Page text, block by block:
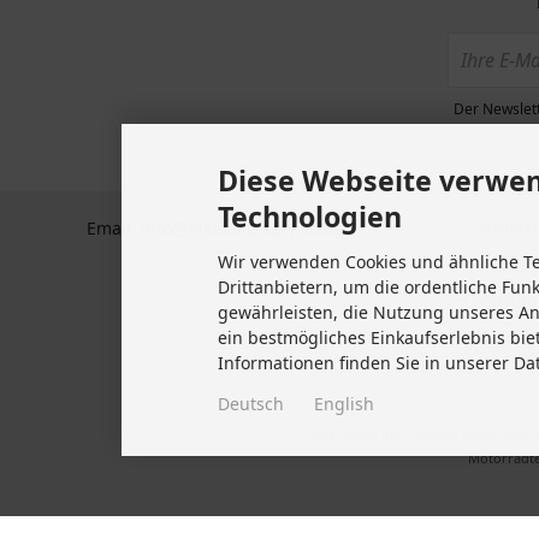
Der
Fax +49 711 470 76 588
Email: info@biketeile-service.de
Kontakt
Cookie
Diese Webseite
Technologien
Wir verwenden Cookies und ähnliche
Drittanbietern, um die ordentliche
gewährleisten, die Nutzung unseres
ein bestmögliches Einkaufserlebnis
Informationen finden Sie in unserer
Deutsch English